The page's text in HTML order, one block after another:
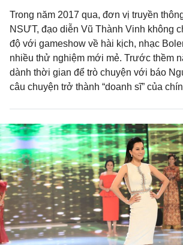
Trong năm 2017 qua, đơn vị truyền
NSƯT, đạo diễn Vũ Thành Vinh không
độ với gameshow về hài kịch, nhạc
nhiều thử nghiệm mới mẻ. Trước thềm
dành thời gian để trò chuyện với báo
câu chuyện trở thành “doanh sĩ” của